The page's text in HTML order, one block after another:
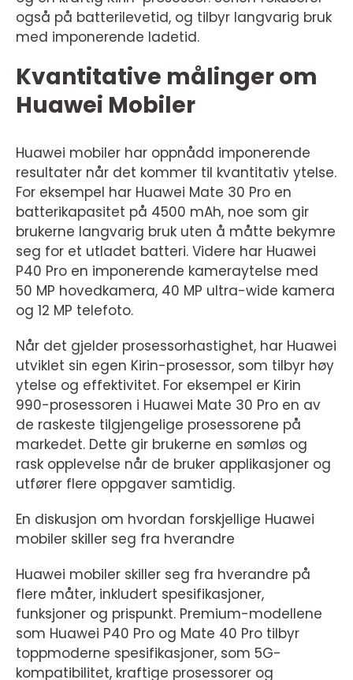
også på batterilevetid, og tilbyr langvarig bruk
med imponerende ladetid.
Kvantitative målinger om
Huawei Mobiler
Huawei mobiler har oppnådd imponerende
resultater når det kommer til kvantitativ ytelse.
For eksempel har Huawei Mate 30 Pro en
batterikapasitet på 4500 mAh, noe som gir
brukerne langvarig bruk uten å måtte bekymre
seg for et utladet batteri. Videre har Huawei
P40 Pro en imponerende kameraytelse med
50 MP hovedkamera, 40 MP ultra-wide kamera
og 12 MP telefoto.
Når det gjelder prosessorhastighet, har Huawei
utviklet sin egen Kirin-prosessor, som tilbyr høy
ytelse og effektivitet. For eksempel er Kirin
990-prosessoren i Huawei Mate 30 Pro en av
de raskeste tilgjengelige prosessorene på
markedet. Dette gir brukerne en sømløs og
rask opplevelse når de bruker applikasjoner og
utfører flere oppgaver samtidig.
En diskusjon om hvordan forskjellige Huawei
mobiler skiller seg fra hverandre
Huawei mobiler skiller seg fra hverandre på
flere måter, inkludert spesifikasjoner,
funksjoner og prispunkt. Premium-modellene
som Huawei P40 Pro og Mate 40 Pro tilbyr
toppmoderne spesifikasjoner, som 5G-
kompatibilitet, kraftige prosessorer og